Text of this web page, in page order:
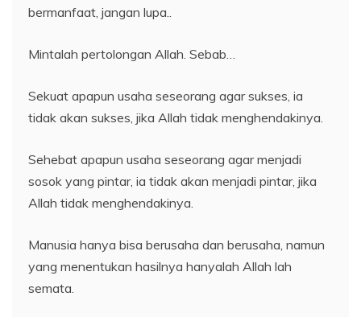
bermanfaat, jangan lupa..
Mintalah pertolongan Allah. Sebab…
Sekuat apapun usaha seseorang agar sukses, ia
tidak akan sukses, jika Allah tidak menghendakinya.
Sehebat apapun usaha seseorang agar menjadi
sosok yang pintar, ia tidak akan menjadi pintar, jika
Allah tidak menghendakinya.
Manusia hanya bisa berusaha dan berusaha, namun
yang menentukan hasilnya hanyalah Allah lah
semata.